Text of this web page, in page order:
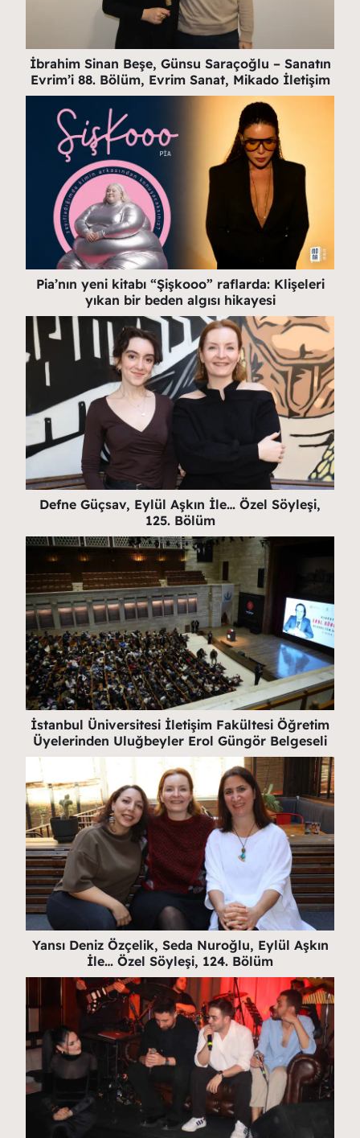
İbrahim Sinan Beşe, Günsu Saraçoğlu – Sanatın
Evrim’i 88. Bölüm, Evrim Sanat, Mikado İletişim
Pia’nın yeni kitabı “Şişkooo” raflarda: Klişeleri
yıkan bir beden algısı hikayesi
Defne Güçsav, Eylül Aşkın İle… Özel Söyleşi,
125. Bölüm
İstanbul Üniversitesi İletişim Fakültesi Öğretim
Üyelerinden Uluğbeyler Erol Güngör Belgeseli
Yansı Deniz Özçelik, Seda Nuroğlu, Eylül Aşkın
İle… Özel Söyleşi, 124. Bölüm